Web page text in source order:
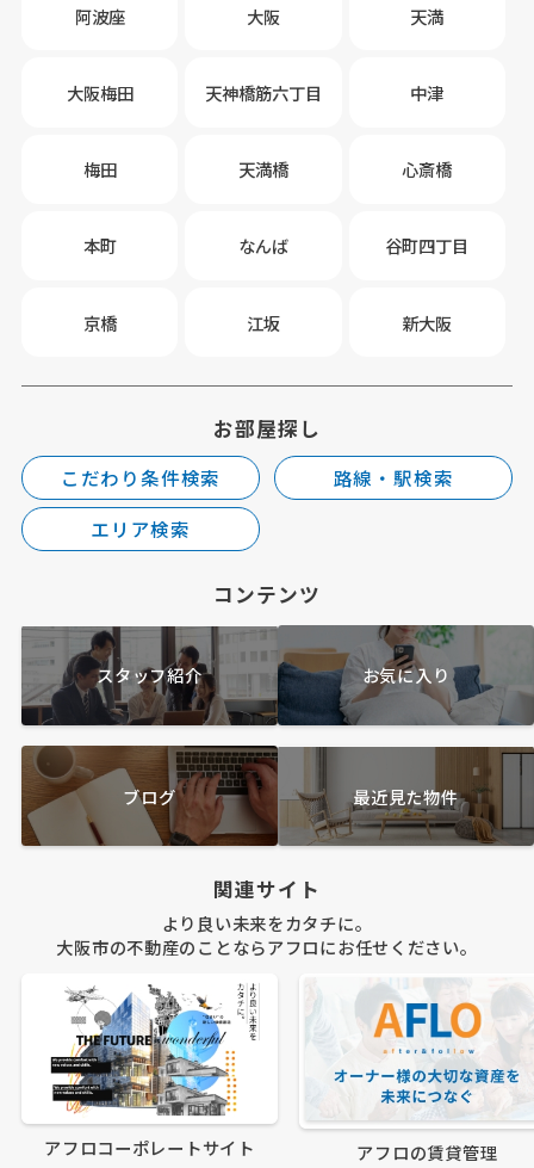
阿波座 大阪 天満
大阪梅田 天神橋筋六丁目 中津
梅田 天満橋 心斎橋
本町 なんば 谷町四丁目
京橋 江坂 新大阪
お部屋探し
こだわり条件検索
路線・駅検索
エリア検索
コンテンツ
スタッフ紹介 お気に入り
ブログ 最近見た物件
関連サイト
より良い未来をカタチに。
大阪市の不動産のことならアフロにお任せください。
アフロコーポレートサイト アフロの賃貸管理